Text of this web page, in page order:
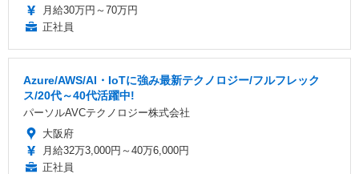
月給30万円～70万円
正社員
Azure/AWS/AI・IoTに強み最新テクノロジー/フルフレック
ス/20代～40代活躍中!
パーソルAVCテクノロジー株式会社
大阪府
月給32万3,000円～40万6,000円
正社員